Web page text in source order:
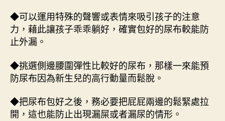
◆可以運用特殊的聲響或表情來吸引孩子的注意
力，藉此讓孩子乖乖躺好，確實包好的尿布較能防
止外漏。
◆挑選側邊腰圍彈性比較好的尿布，那樣一來能預
防尿布因為新生兒的高行動量而鬆脫。
◆把尿布包好之後，務必要把屁屁兩邊的鬆緊處拉
開，這也能防止出現漏屎或者漏尿的情形。